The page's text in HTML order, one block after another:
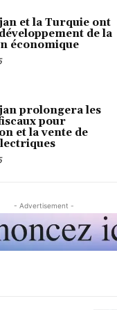
et la Turquie ont
de la
économique
prolongera les
pour
et la vente de
- Advertisement -